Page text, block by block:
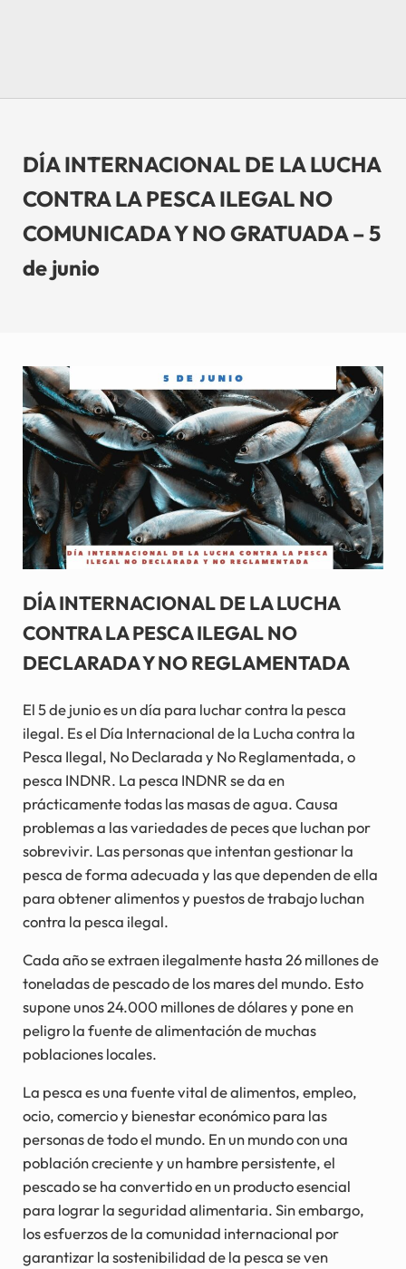
DÍA INTERNACIONAL DE LA LUCHA
CONTRA LA PESCA ILEGAL NO
COMUNICADA Y NO GRATUADA – 5
de junio
DÍA INTERNACIONAL DE LA LUCHA
CONTRA LA PESCA ILEGAL NO
DECLARADA Y NO REGLAMENTADA
El 5 de junio es un día para luchar contra la pesca
ilegal. Es el Día Internacional de la Lucha contra la
Pesca Ilegal, No Declarada y No Reglamentada, o
pesca INDNR. La pesca INDNR se da en
prácticamente todas las masas de agua. Causa
problemas a las variedades de peces que luchan por
sobrevivir. Las personas que intentan gestionar la
pesca de forma adecuada y las que dependen de ella
para obtener alimentos y puestos de trabajo luchan
contra la pesca ilegal.
Cada año se extraen ilegalmente hasta 26 millones de
toneladas de pescado de los mares del mundo. Esto
supone unos 24.000 millones de dólares y pone en
peligro la fuente de alimentación de muchas
poblaciones locales.
La pesca es una fuente vital de alimentos, empleo,
ocio, comercio y bienestar económico para las
personas de todo el mundo. En un mundo con una
población creciente y un hambre persistente, el
pescado se ha convertido en un producto esencial
para lograr la seguridad alimentaria. Sin embargo,
los esfuerzos de la comunidad internacional por
garantizar la sostenibilidad de la pesca se ven